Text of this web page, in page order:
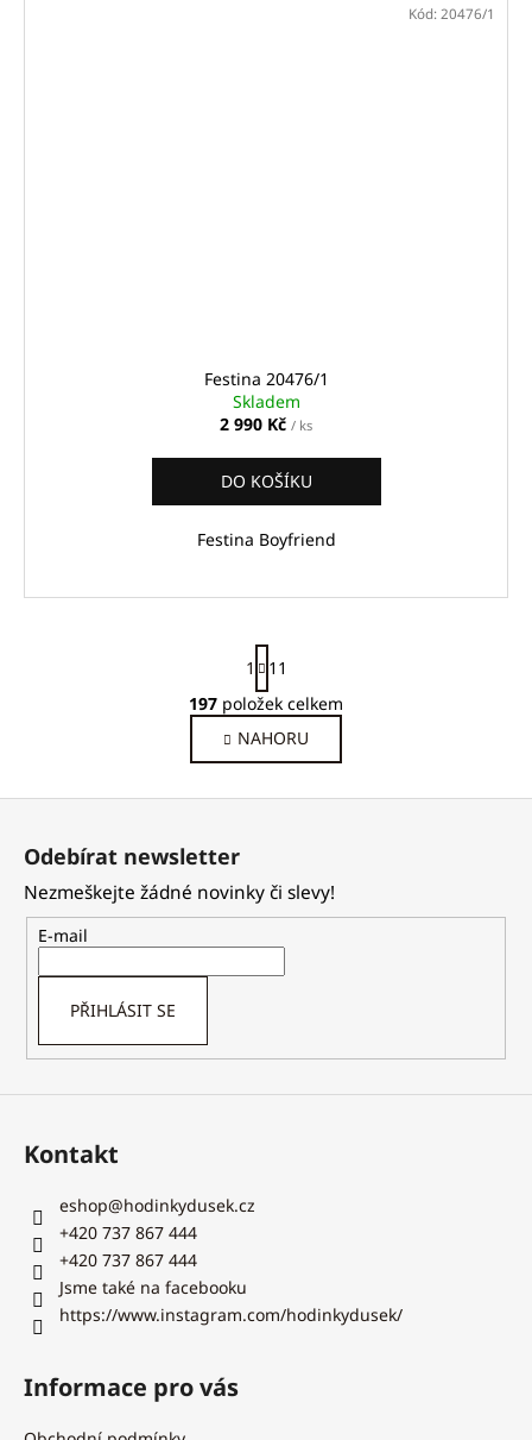
Festina 20476/1
Skladem
2 990 Kč / ks
DO KOŠÍKU
Festina Boyfriend
Kód: 20476/1
O
v
l
á
í
p
r
v
v
S
t
r
á
n
k
1
11
197 položek celkem
NAHORU
Odebírat newsletter
Nezmeškejte žádné novinky či slevy!
E-mail
PŘIHLÁSIT SE
Kontakt
eshop@hodinkydusek.cz
+420 737 867 444
+420 737 867 444
Jsme také na facebooku
https://www.instagram.com/hodinkydusek/
Informace pro vás